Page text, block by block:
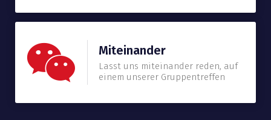
Miteinander
Lasst uns miteinander reden, auf
einem unserer Gruppentreffen